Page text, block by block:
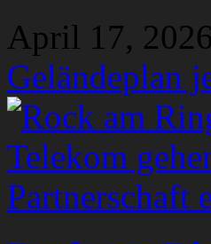
April 17,
Geländeplan